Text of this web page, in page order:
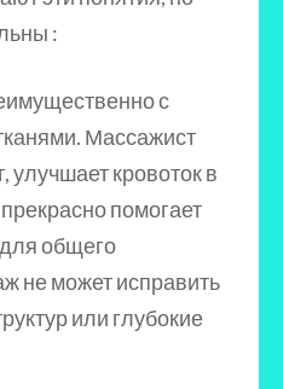
:
с
Массажист
улучшает кровоток в
помогает
общего
не может исправить
или глубокие